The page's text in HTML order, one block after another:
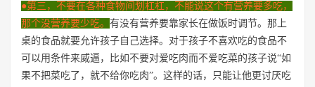
●第三，不要在各种食物间划杠杠，不能说这个有营养要多吃，
那个没营养要少吃。 有没有营养要靠家长在做饭时调节。那上
桌的食品就要允许孩子自己选择。对于孩子不喜欢吃的食品不
可以用条件来威逼，比如不要对爱吃肉而不爱吃菜的孩子说“如
果不把菜吃了，就不给你吃肉”。这样的话，只能让他更讨厌吃